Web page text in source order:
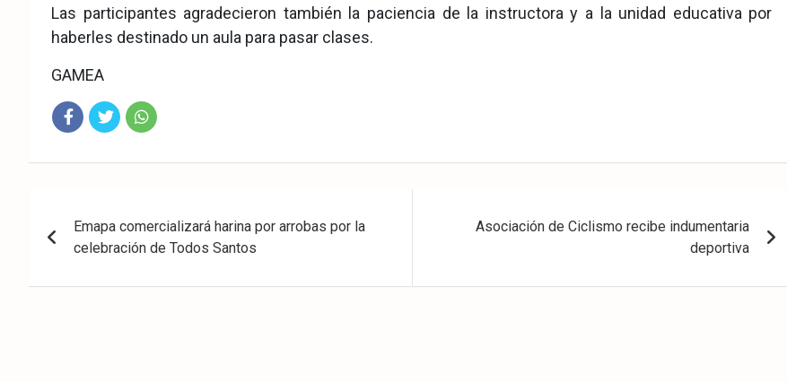
Las participantes agradecieron también la paciencia de la instructora y a la unidad educativa por
haberles destinado un aula para pasar clases.
GAMEA
de
Emapa comercializará harina por arrobas por la
celebración de Todos Santos
Asociación de Ciclismo recibe indumentaria
deportiva